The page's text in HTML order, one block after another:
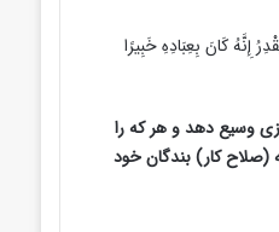
إِنَّهُ كَانَ بِعِبَادِهِ خَبِيرًا
وسیع دهد و هر که را
(صلاح کار) بندگان خود